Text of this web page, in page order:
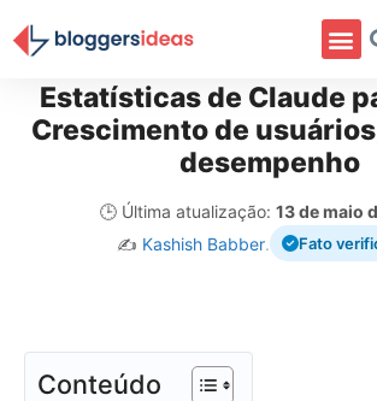
Estatísticas de Claude
Crescimento de
desempenho
🕒 Última atualização: 13 de maio
✍️ Kashish Babber. Fato
Conteúdo